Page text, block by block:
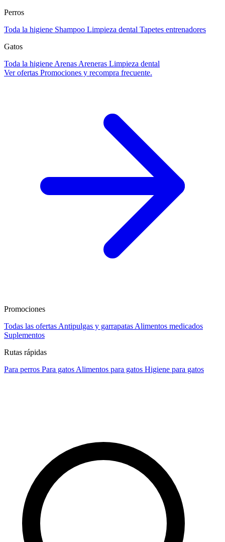
Perros
Toda la higiene Shampoo Limpieza dental Tapetes entrenadores
Gatos
Toda la higiene Arenas Areneras Limpieza dental
Ver ofertas Promociones y recompra frecuente.
Promociones
Todas las ofertas Antipulgas y garrapatas Alimentos medicados
Suplementos
Rutas rápidas
Para perros Para gatos Alimentos para gatos Higiene para gatos